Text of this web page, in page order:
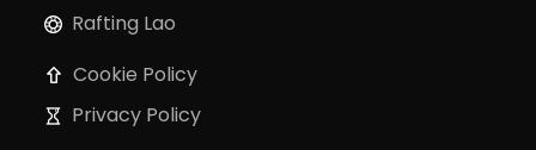
Rafting Lao
Cookie Policy
Privacy Policy